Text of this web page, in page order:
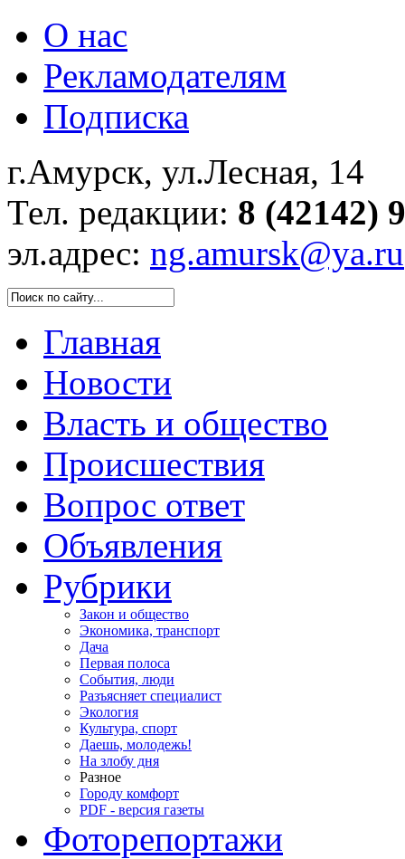
О нас
Рекламодателям
Подписка
г.Амурск, ул.Лесная, 14
Тел. редакции: 8 (42142)
эл.адрес: ng.amursk@ya.ru
Главная
Новости
Власть и общество
Происшествия
Вопрос ответ
Объявления
Рубрики
Закон и общество
Экономика, транспорт
Дача
Первая полоса
События, люди
Разъясняет специалист
Экология
Культура, спорт
Даешь, молодежь!
На злобу дня
Разное
Городу комфорт
PDF - версия газеты
Фоторепортажи